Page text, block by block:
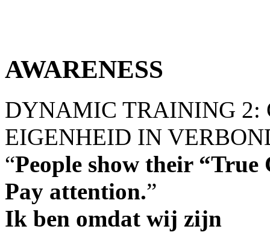
AWARENESS
DYNAMIC TRAINING 2:
EIGENHEID IN
“People show their
Pay attention.”
Ik ben omdat wij zijn